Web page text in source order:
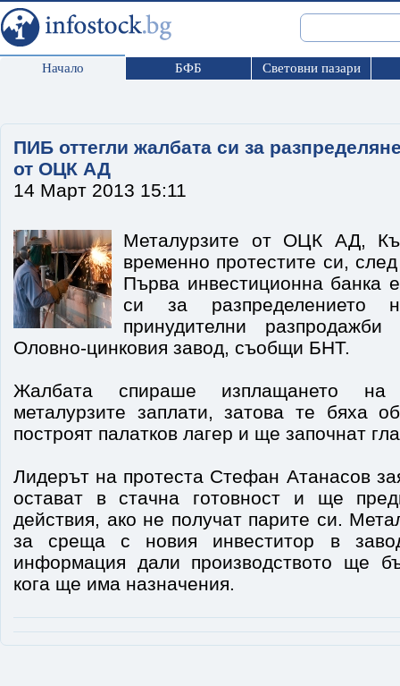
Начало БФБ Световни пазари
ПИБ оттегли жалбата си за
от ОЦК АД
14 Март 2013 15:11
Металурзите от ОЦК АД,
временно протестите си,
Първа инвестиционна банка
си за разпределението
принудителни
Оловно-цинковия завод, съобщи БНТ.
Жалбата спираше изплащането на
металурзите заплати, затова те бяха
построят палатков лагер и ще започнат
Лидерът на протеста Стефан Атанасов
остават в стачна готовност и ще
действия, ако не получат парите си.
за среща с новия инвеститор в
информация дали производството ще
кога ще има назначения.